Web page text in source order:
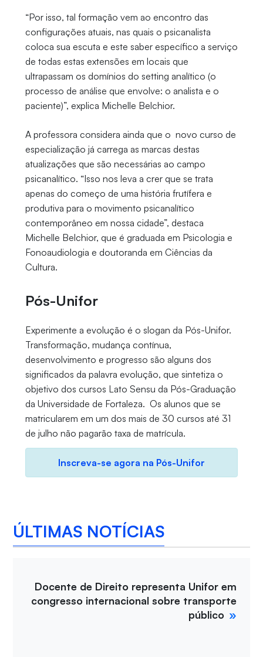
“Por isso, tal formação vem ao encontro das
configurações atuais, nas quais o psicanalista
coloca sua escuta e este saber específico a serviço
de todas estas extensões em locais que
ultrapassam os domínios do setting analítico (o
processo de análise que envolve: o analista e o
paciente)”, explica Michelle Belchior.
A professora considera ainda que o novo curso de
especialização já carrega as marcas destas
atualizações que são necessárias ao campo
psicanalítico. “Isso nos leva a crer que se trata
apenas do começo de uma história frutífera e
produtiva para o movimento psicanalítico
contemporâneo em nossa cidade”, destaca
Michelle Belchior, que é graduada em Psicologia e
Fonoaudiologia e doutoranda em Ciências da
Cultura.
Pós-Unifor
Experimente a evolução é o slogan da Pós-Unifor.
Transformação, mudança contínua,
desenvolvimento e progresso são alguns dos
significados da palavra evolução, que sintetiza o
objetivo dos cursos Lato Sensu da Pós-Graduação
da Universidade de Fortaleza. Os alunos que se
matricularem em um dos mais de 30 cursos até 31
de julho não pagarão taxa de matrícula.
Inscreva-se agora na Pós-Unifor
ÚLTIMAS NOTÍCIAS
Docente de Direito representa Unifor em
congresso internacional sobre transporte
público